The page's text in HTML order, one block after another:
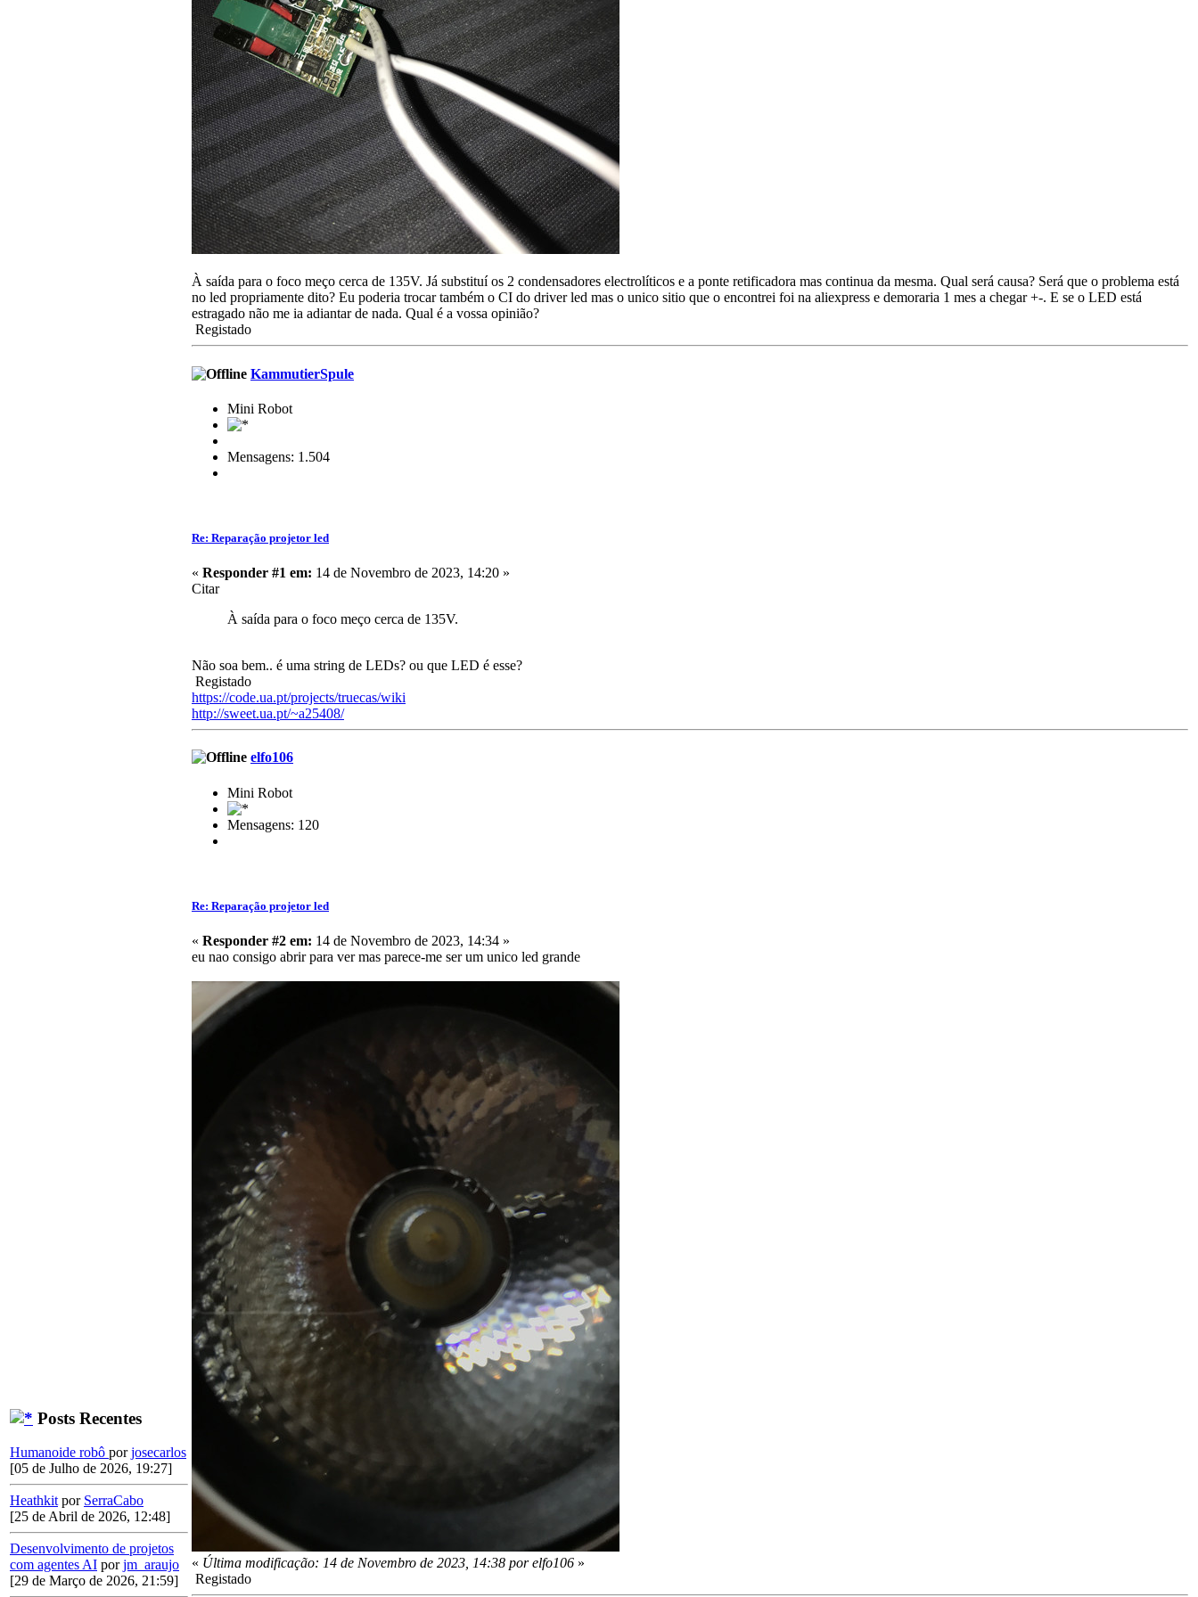
Posts Recentes
Humanoide robô porjosecarlos
[05 de Julho de 2026, 19:27]
Heathkit por SerraCabo
[25 de Abril de 2026, 12:48]
Desenvolvimento de projetos
com agentes AI porjm_araujo
[29 de Março de 2026, 21:59]
À saída para o foco meço cerca de 135V. Já substituí os 2 condensadores electrolíticos e a ponte retificadora mas continua da mesma. Qual será causa? Será que o problema está
no led propriamente dito? Eu poderia trocar também o CI do driver led mas o unico sitio que o encontrei foi na aliexpress e demoraria 1 mes a chegar +-. E se o LED está
estragado não me ia adiantar de nada. Qual é a vossa opinião?
Registado
KammutierSpule
Mini Robot
Mensagens: 1.504
Re: Reparação projetor led
« Responder #1 em: 14 de Novembro de 2023, 14:20 »
Citar
À saída para o foco meço cerca de 135V.
Não soa bem.. é uma string de LEDs? ou que LED é esse?
Registado
https://code.ua.pt/projects/truecas/wiki
http://sweet.ua.pt/~a25408/
elfo106
Mini Robot
Mensagens: 120
Re: Reparação projetor led
« Responder #2 em: 14 de Novembro de 2023, 14:34 »
eu nao consigo abrir para ver mas parece-me ser um unico led grande
« Última modificação: 14 de Novembro de 2023, 14:38 por elfo106 »
Registado